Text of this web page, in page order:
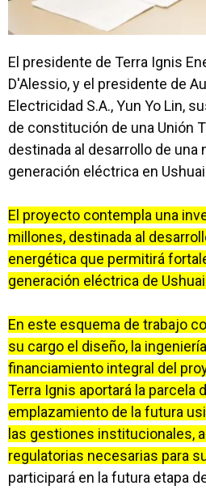
El presidente de Terra Ignis
D'Alessio, y el presidente de
Electricidad S.A., Yun Yo Lin,
de constitución de una Unión
destinada al desarrollo de una
generación eléctrica en
El proyecto contempla una
millones, destinada al
energética que permitirá
generación eléctrica de
En este esquema de trabajo
su cargo el diseño, la
financiamiento integral del
Terra Ignis aportará la parcela
emplazamiento de la futura
las gestiones institucionales,
regulatorias necesarias para
participará en la futura etapa